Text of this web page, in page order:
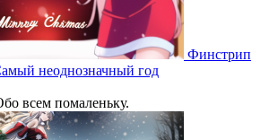
Финстрип
неоднозначный год
всем помаленьку.